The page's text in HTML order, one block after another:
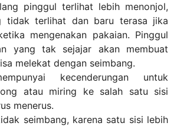
pinggul terlihat lebih menonjol,
tidak terlihat dan baru terasa jika
mengenakan pakaian. Pinggul
yang tak sejajar akan membuat
melekat dengan seimbang.
kecenderungan untuk
atau miring ke salah satu sisi
menerus.
seimbang, karena satu sisi lebih